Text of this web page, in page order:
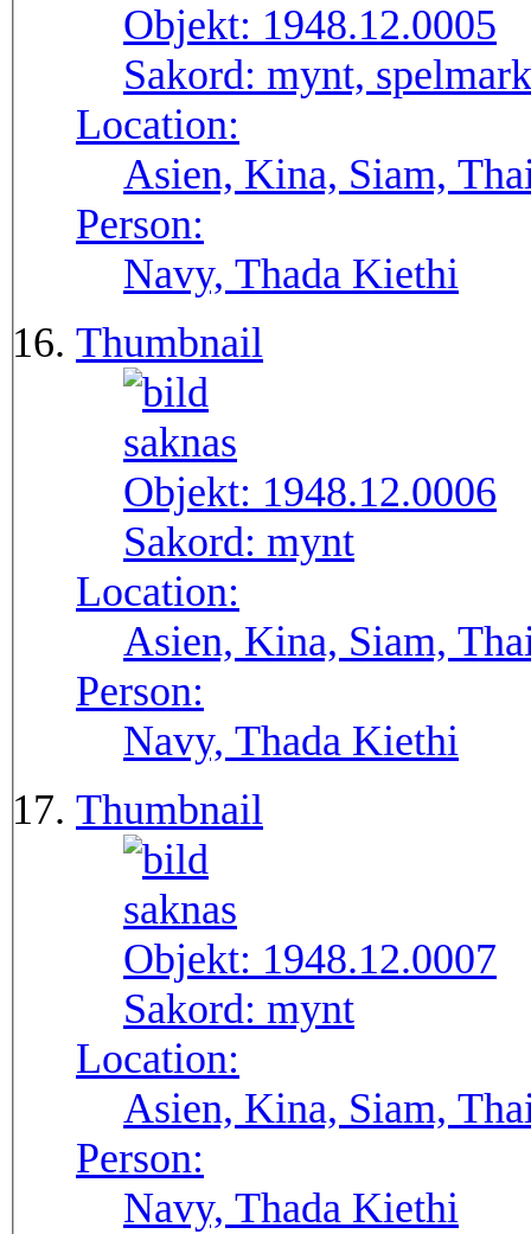
Objekt: 1948.12.0005
Sakord: mynt, spelmark
Location:
Asien, Kina, Siam,
Person:
Navy, Thada Kiethi
Thumbnail
Objekt: 1948.12.0006
Sakord: mynt
Location:
Asien, Kina, Siam,
Person:
Navy, Thada Kiethi
Thumbnail
Objekt: 1948.12.0007
Sakord: mynt
Location:
Asien, Kina, Siam,
Person:
Navy, Thada Kiethi